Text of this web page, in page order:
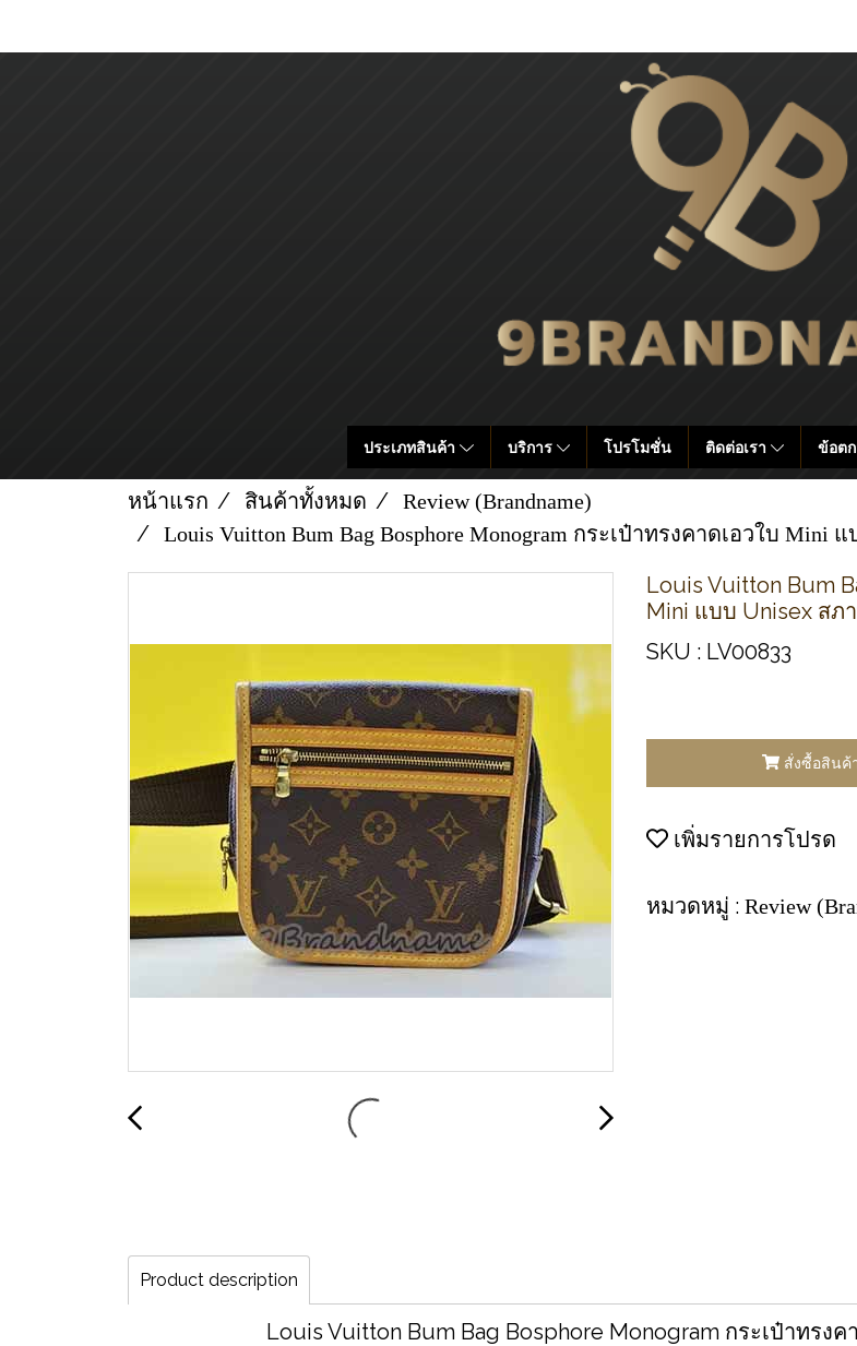
ประเภทสินค้า บริการ โปรโมชั่น ติดต่อเรา ข้อต
หน้าแรก สินค้าทั้งหมด
Review (Brandname)
Louis Vuitton Bum Bag Bosphore Monogram กระเป๋าทรงคาดเอวใบ Mini
Louis Vuitton Bum
Mini แบบ Unisex สภ
SKU : LV00833
สั่งซื้อสินค้
เพิ่มรายการโปรด
หมวดหมู่ : Review
Product description
Louis Vuitton Bum Bag Bosphore Monogram กระเป๋าทรง